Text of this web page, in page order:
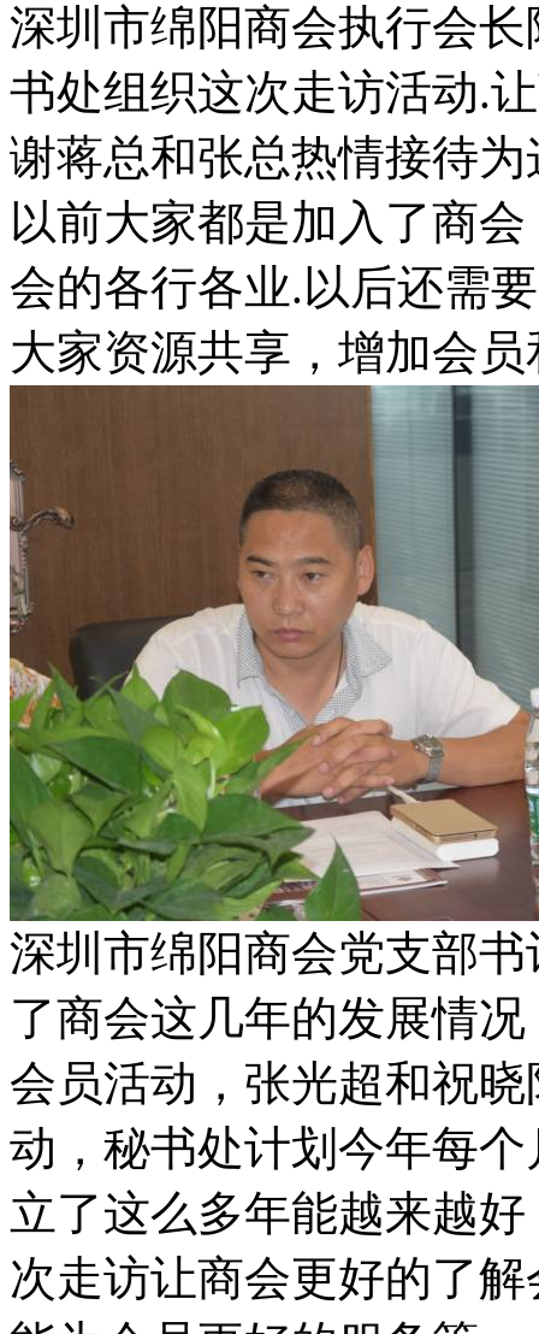
深圳市绵阳商会执行会
书处组织这次走访活动.
谢蒋总和张总热情接待
以前大家都是加入了商
会的各行各业.以后还需
大家资源共享，增加会
深圳市绵阳商会党支部
了商会这几年的发展情
会员活动，张光超和祝
动，秘书处计划今年每
立了这么多年能越来越
次走访让商会更好的了